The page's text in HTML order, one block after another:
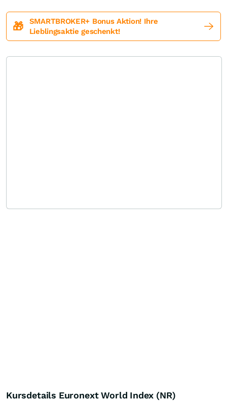
🎁
SMARTBROKER+ Bonus Aktion! Ihre
Lieblingsaktie geschenkt!
Kursdetails Euronext World Index (NR)